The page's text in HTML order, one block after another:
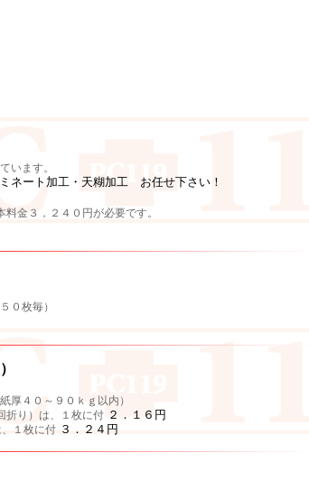
います。
ネート加工・天糊加工 お任せ下さい！
金３，２４０円が必要です。
０枚毎）
厚４０～９０ｋｇ以内）
折り）は、１枚に付 ２．１６円
１枚に付 ３．２４円